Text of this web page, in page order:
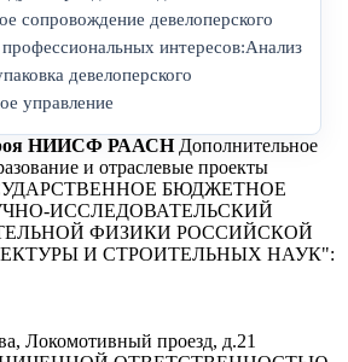
сопровождение девелоперского
интересов:Анализ
девелоперского
управление
НИИСФ РААСН Дополнительное
и отраслевые проекты
БЮДЖЕТНОЕ
ИССЛЕДОВАТЕЛЬСКИЙ
ФИЗИКИ РОССИЙСКОЙ
И СТРОИТЕЛЬНЫХ НАУК":
Локомотивный проезд, д.21